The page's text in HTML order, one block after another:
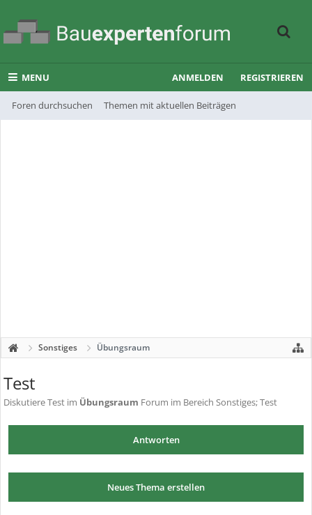
MENU
Foren durchsuchen Themen mit aktuellen Beiträgen
ANMELDEN REGISTRIEREN
Sonstiges Übungsraum
Test
DiskutiereTest im Übungsraum Forum im Bereich Sonstiges; Test
Antworten
Neues Thema erstellen